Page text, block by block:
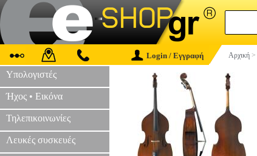
Login / Εγγραφή Αρχική >
Υπολογιστές
Ήχος • Εικόνα
Τηλεπικοινωνίες
Λευκές συσκευές